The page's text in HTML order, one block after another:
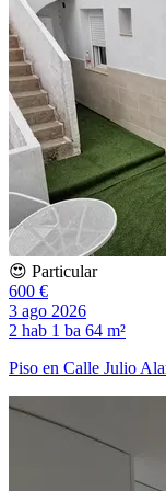
😍 Particular
600 €
3 ago 2026
2 hab 1 ba 64 m²
Piso en Calle Julio